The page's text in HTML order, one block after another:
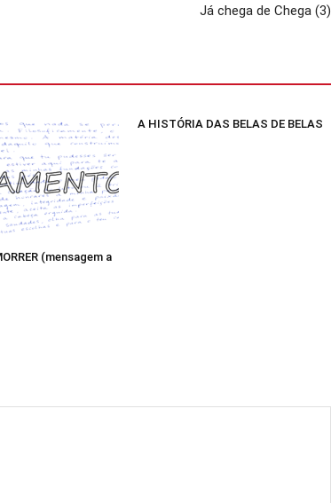
Já chega de Chega (3)
(mensagem a
A HISTÓRIA DAS BELAS DE BELAS